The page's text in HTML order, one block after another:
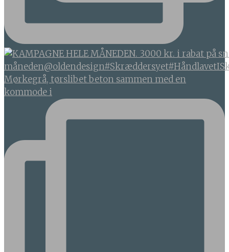
Mørkegrå, tørslibet beton sammen med en
kommode i